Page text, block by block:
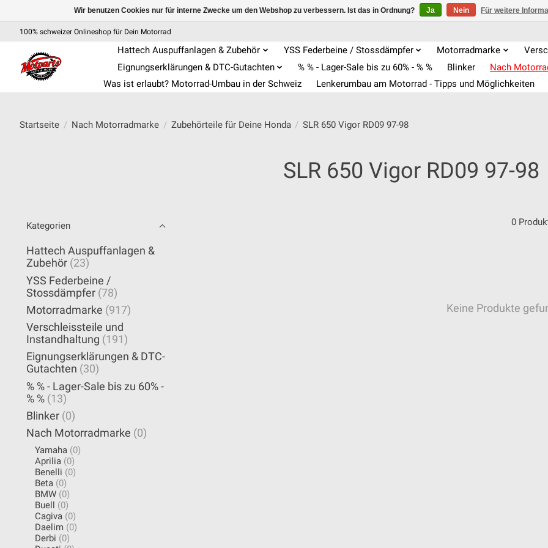
100% schweizer Onlineshop für Dein Motorrad
Hattech Auspuffanlagen & Zubehör YSS Federbeine / Stossdämpfer Motorradmarke
Eignungserklärungen & DTC-Gutachten
% % - Lager-Sale bis zu 60% - % % Blinker Nach
Was ist erlaubt? Motorrad-Umbau in der Schweiz
Lenkerumbau am Motorrad - Tipps und Möglichkeiten
Startseite / Nach Motorradmarke / Zubehörteile für Deine Honda / SLR 650 Vigor RD09 97-98
SLR 650 Vigor RD09 97-98
Kategorien
Hattech Auspuffanlagen &
Zubehör (23)
YSS Federbeine /
Stossdämpfer (78)
Motorradmarke (917)
Verschleissteile und
Instandhaltung (191)
Eignungserklärungen & DTC-
Gutachten (30)
% % - Lager-Sale bis zu 60% -
% % (13)
Blinker (0)
Nach Motorradmarke (0)
Yamaha (0)
Aprilia (0)
Benelli (0)
Beta (0)
BMW (0)
Buell
(0)
Cagiva (0)
Daelim (0)
Derbi (0)
0
Keine Produkte
Wir benutzen Cookies nur für interne Zwecke um den Webshop zu verbessern. Ist das in Ordnung? Ja Nein Für weitere